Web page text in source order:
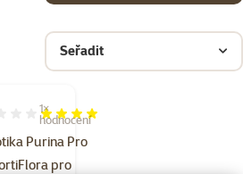
Seřadit
Purina Pro
pro
80%, počet hodnocení: 1
1×
hodnocení